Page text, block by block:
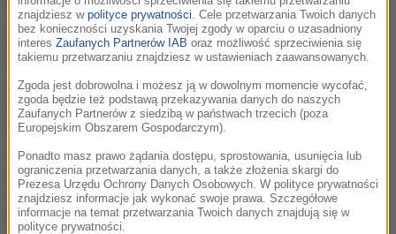
odbył się w Filharmonii Krakowskiej. Podczas Traces of
Memory uczciliśmy pamięć naszego przyjaciela Jana A.P.
Kaczmarka minutą ciszy, oraz muzyką z filmu "Niewierna".
Chwilę później wysłuchaliśmy utworów Johna Williamsa,
Elliota Goldenthala, Krzysztofa Pendereckiego, Antoniego
Komasy-Łazarkiewicza i kultowego zespołu Kroke, które
czerpały z tradycji żydowskiej Polski i USA. Koncert został
oficjalnie otwarty przez Ambasadora Stanów Zjednoczonych
w Polsce - Marka Brzezińskiego oraz Prezydenta Miasta
Krakowa - Aleksandra Miszalskiego.
znajdziesz w polityce prywatności . Cele przetwarzania Twoich danych
bez konieczności uzyskania Twojej zgody w oparciu o uzasadniony
interes Zaufanych Partnerów IAB oraz możliwość sprzeciwienia się
takiemu przetwarzaniu znajdziesz w ustawieniach zaawansowanych.
Zgoda jest dobrowolna i możesz ją w dowolnym momencie wycofać,
zgoda będzie też podstawą przekazywania danych do naszych
Zaufanych Partnerów z siedzibą w państwach trzecich (poza
Europejskim Obszarem Gospodarczym).
Ponadto masz prawo żądania dostępu, sprostowania, usunięcia lub
ograniczenia przetwarzania danych, a także złożenia skargi do
Prezesa Urzędu Ochrony Danych Osobowych. W polityce prywatności
znajdziesz informacje jak wykonać swoje prawa. Szczegółowe
informacje na temat przetwarzania Twoich danych znajdują się w
polityce prywatności.